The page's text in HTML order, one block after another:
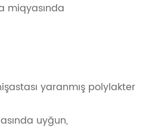
miqyasında
yaranmış polylakter
uyğun,